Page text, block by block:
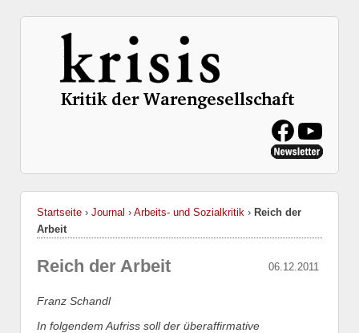
Startseite › Journal › Arbeits- und Sozialkritik › Reich der
Arbeit
06.12.2011
Reich der Arbeit
Franz Schandl
In folgendem Aufriss soll der überaffirmative